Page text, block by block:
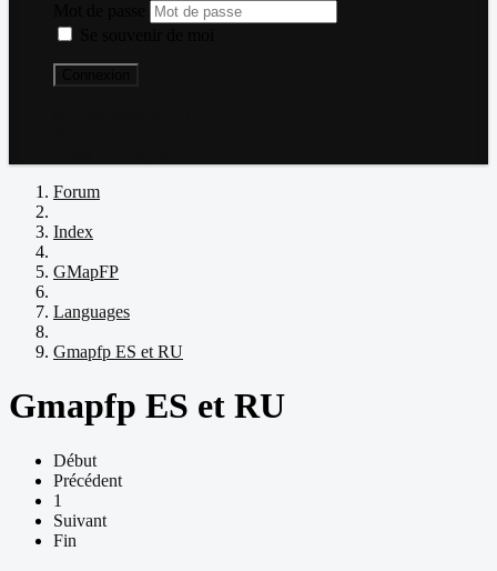
Forum
Index
GMapFP
Languages
Gmapfp ES et RU
Gmapfp ES et RU
Début
Précédent
1
Suivant
Fin